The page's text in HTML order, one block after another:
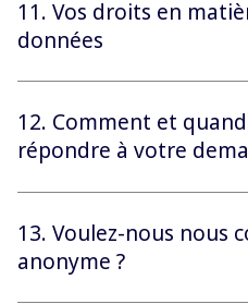
11. Vos droits en
données
12. Comment et
répondre à votre
13. Voulez-nous nous
anonyme ?